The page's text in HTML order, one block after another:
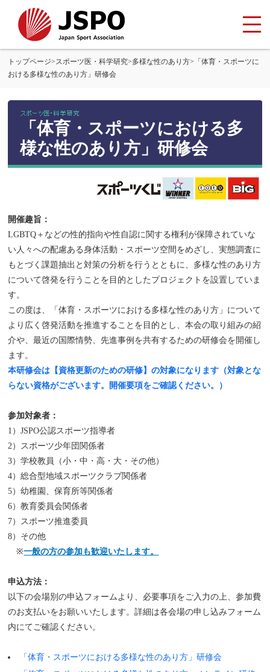
トップページ>スポーツ医・科学研究>多様な性のあり方> 「体育・スポーツに
おける多様な性のあり方」研修会
「体育・スポーツにおける多
様な性のあり方」研修会
開催趣旨：
LGBTQ＋などの性的指向や性自認に関する権利が保障されていな
い人々への配慮ある身体活動・スポーツ空間をめざし、実態調査に
もとづく課題抽出と対策の分析を行うとともに、多様な性のあり方
について啓発を行うことを目的としたプロジェクトを設置していま
す。
この度は、「体育・スポーツにおける多様な性のあり方」について
より広く啓発活動を推進することを目的とし、本会の取り組みの紹
介や、最近の国際情勢、先進事例を共有するための研修会を開催し
ます。
本研修会は【資格更新のための研修】の対象になります（対象とな
らない資格がございます。開催要項をご確認ください。）
参加対象者：
1）JSPO公認スポーツ指導者
2）スポーツ少年団関係者
3）学校教員（小・中・高・大・その他）
4）総合型地域スポーツクラブ関係者
5）幼稚園、保育所等関係者
6）教育委員会関係者
7）スポーツ推進委員
8）その他
※一般の方の参加も歓迎いたします。
申込方法：
以下の会場別の申込フォームより、必要事項をご入力の上、参加費
のお支払いをお願いいたします。詳細は各会場の申し込みフォーム
内にてご確認ください。
「体育・スポーツにおける多様な性のあり方」研修会